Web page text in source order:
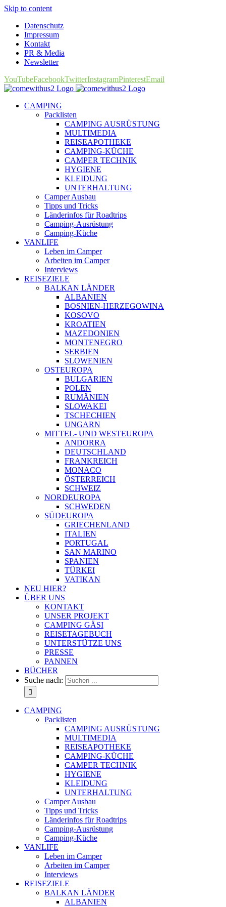
Skip to content
Datenschutz
Impressum
Kontakt
PR & Media
Newsletter
YouTubeFacebookTwitterInstagramPinterestEmail
CAMPING
Packlisten
CAMPING AUSRÜSTUNG
MULTIMEDIA
REISEAPOTHEKE
CAMPING-KÜCHE
CAMPER TECHNIK
HYGIENE
KLEIDUNG
UNTERHALTUNG
Camper Ausbau
Tipps und Tricks
Länderinfos für Roadtrips
Camping-Ausrüstung
Camping-Küche
VANLIFE
Leben im Camper
Arbeiten im Camper
Interviews
REISEZIELE
BALKAN LÄNDER
ALBANIEN
BOSNIEN-HERZEGOWINA
KOSOVO
KROATIEN
MAZEDONIEN
MONTENEGRO
SERBIEN
SLOWENIEN
OSTEUROPA
BULGARIEN
POLEN
RUMÄNIEN
SLOWAKEI
TSCHECHIEN
UNGARN
MITTEL- UND WESTEUROPA
ANDORRA
DEUTSCHLAND
FRANKREICH
MONACO
ÖSTERREICH
SCHWEIZ
NORDEUROPA
SCHWEDEN
SÜDEUROPA
GRIECHENLAND
ITALIEN
PORTUGAL
SAN MARINO
SPANIEN
TÜRKEI
VATIKAN
NEU HIER?
ÜBER UNS
KONTAKT
UNSER PROJEKT
CAMPING GÄSI
REISETAGEBUCH
UNTERSTÜTZE UNS
PRESSE
PANNEN
BÜCHER
Suche nach:
CAMPING
Packlisten
CAMPING AUSRÜSTUNG
MULTIMEDIA
REISEAPOTHEKE
CAMPING-KÜCHE
CAMPER TECHNIK
HYGIENE
KLEIDUNG
UNTERHALTUNG
Camper Ausbau
Tipps und Tricks
Länderinfos für Roadtrips
Camping-Ausrüstung
Camping-Küche
VANLIFE
Leben im Camper
Arbeiten im Camper
Interviews
REISEZIELE
BALKAN LÄNDER
ALBANIEN